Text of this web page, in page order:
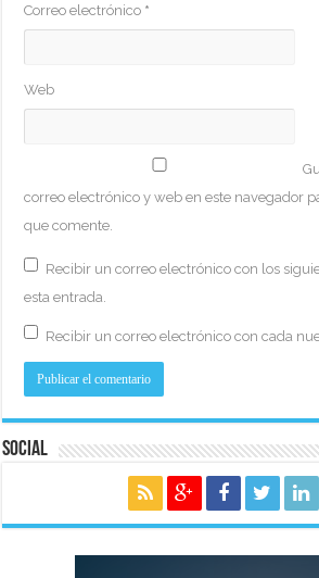
Correo electrónico *
Web
correo electrónico y web en este navegador
que comente.
Recibir un correo electrónico con los
esta entrada.
Recibir un correo electrónico con cada
Social